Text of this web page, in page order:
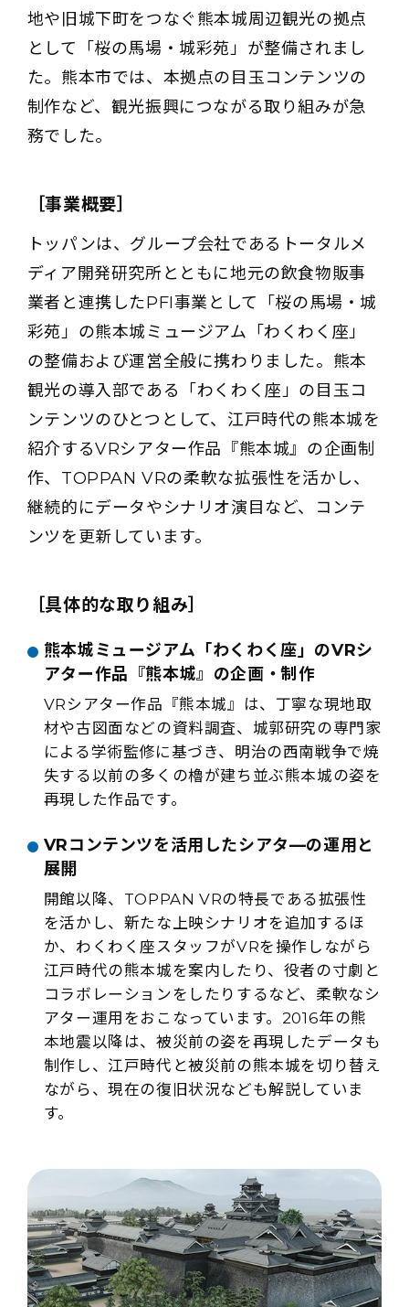
地や旧城下町をつなぐ熊本城周辺観光の拠点
として「桜の馬場・城彩苑」が整備されまし
た。熊本市では、本拠点の目玉コンテンツの
制作など、観光振興につながる取り組みが急
務でした。
［事業概要］
トッパンは、グループ会社であるトータルメ
ディア開発研究所とともに地元の飲食物販事
業者と連携したPFI事業として「桜の馬場・城
彩苑」の熊本城ミュージアム「わくわく座」
の整備および運営全般に携わりました。熊本
観光の導入部である「わくわく座」の目玉コ
ンテンツのひとつとして、江戸時代の熊本城を
紹介するVRシアター作品『熊本城』の企画制
作、TOPPAN VRの柔軟な拡張性を活かし、
継続的にデータやシナリオ演目など、コンテ
ンツを更新しています。
［具体的な取り組み］
熊本城ミュージアム「わくわく座」のVRシ
アター作品『熊本城』の企画・制作
VRシアター作品『熊本城』は、丁寧な現地取
材や古図面などの資料調査、城郭研究の専門家
による学術監修に基づき、明治の西南戦争で焼
失する以前の多くの櫓が建ち並ぶ熊本城の姿を
再現した作品です。
VRコンテンツを活用したシアタ—の運用と
展開
開館以降、TOPPAN VRの特長である拡張性
を活かし、新たな上映シナリオを追加するほ
か、わくわく座スタッフがVRを操作しながら
江戸時代の熊本城を案内したり、役者の寸劇と
コラボレーションをしたりするなど、柔軟なシ
アター運用をおこなっています。2016年の熊
本地震以降は、被災前の姿を再現したデータも
制作し、江戸時代と被災前の熊本城を切り替え
ながら、現在の復旧状況なども解説していま
す。